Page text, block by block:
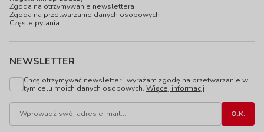
Zgoda na otrzymywanie newslettera
Zgoda na przetwarzanie danych osobowych
Częste pytania
NEWSLETTER
Chcę otrzymywać newsletter i wyrażam zgodę na przetwarzanie w
tym celu moich danych osobowych. Więcej informacji